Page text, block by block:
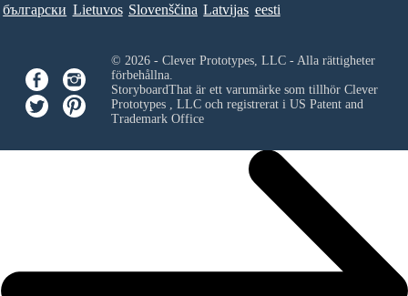
български Lietuvos Slovenščina Latvijas eesti
© 2026 - Clever Prototypes, LLC - Alla rättigheter
förbehållna.
StoryboardThat är ett varumärke som tillhör Clever
Prototypes , LLCoch registrerat i US Patent and
Trademark Office